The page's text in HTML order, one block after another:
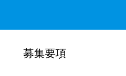
募集要項